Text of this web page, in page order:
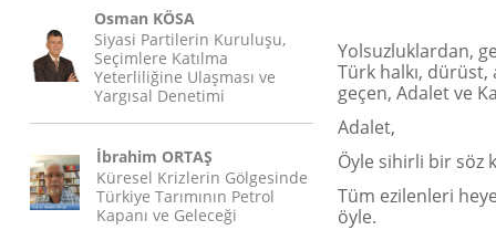
Osman KÖSA
Siyasi Partilerin Kuruluşu,
Seçimlere Katılma
Yeterliliğine Ulaşması ve
Yargısal Denetimi
İbrahim ORTAŞ
Küresel Krizlerin Gölgesinde
Türkiye Tarımının Petrol
Kapanı ve Geleceği
Yolsuzluklardan,
Türk halkı,
geçen, Adalet ve
Adalet,
Öyle sihirli bir söz
Tüm ezilenleri
öyle.